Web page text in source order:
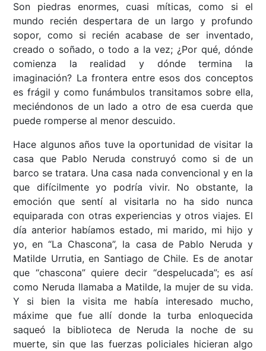
Son piedras enormes, cuasi míticas, como si el
mundo recién despertara de un largo y profundo
sopor, como si recién acabase de ser inventado,
creado o soñado, o todo a la vez; ¿Por qué, dónde
comienza la realidad y dónde termina la
imaginación? La frontera entre esos dos conceptos
es frágil y como funámbulos transitamos sobre ella,
meciéndonos de un lado a otro de esa cuerda que
puede romperse al menor descuido.
Hace algunos años tuve la oportunidad de visitar la
casa que Pablo Neruda construyó como si de un
barco se tratara. Una casa nada convencional y en la
que difícilmente yo podría vivir. No obstante, la
emoción que sentí al visitarla no ha sido nunca
equiparada con otras experiencias y otros viajes. El
día anterior habíamos estado, mi marido, mi hijo y
yo, en “La Chascona”, la casa de Pablo Neruda y
Matilde Urrutia, en Santiago de Chile. Es de anotar
que “chascona” quiere decir “despelucada”; es así
como Neruda llamaba a Matilde, la mujer de su vida.
Y si bien la visita me había interesado mucho,
máxime que fue allí donde la turba enloquecida
saqueó la biblioteca de Neruda la noche de su
muerte, sin que las fuerzas policiales hicieran algo